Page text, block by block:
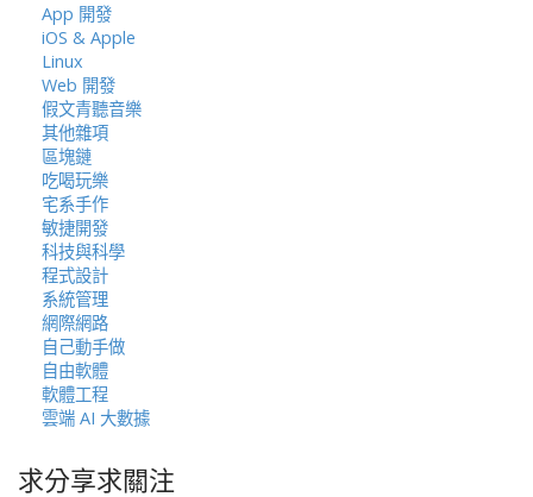
App 開發
iOS & Apple
Linux
Web 開發
假文青聽音樂
其他雜項
區塊鏈
吃喝玩樂
宅系手作
敏捷開發
科技與科學
程式設計
系統管理
網際網路
自己動手做
自由軟體
軟體工程
雲端 AI 大數據
求分享求關注